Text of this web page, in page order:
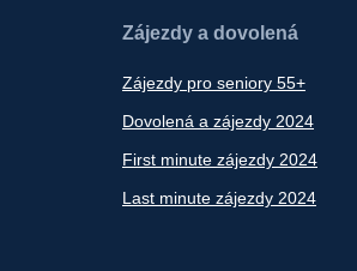
Zájezdy a dovolená
Zájezdy pro seniory 55+
Dovolená a zájezdy 2024
First minute zájezdy 2024
Last minute zájezdy 2024